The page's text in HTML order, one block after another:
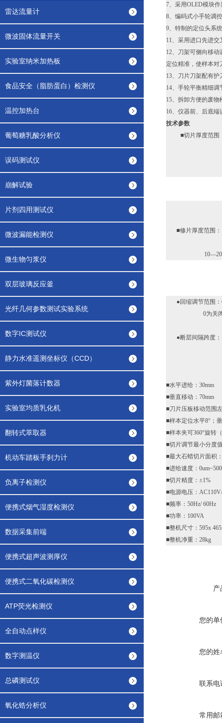
雷达流量计
微波固体流量开关
实验室纳米加热板
食品安全（脂肪蛋白）检测仪
温控加热台
葡萄糖乳酸分析仪
误码测试仪
崩解试验
片剂四用测试仪
微波漏能检测仪
微生物匀浆仪
双层玻璃反应釜
光纤几何参数测试实验系统
数字IC测试仪
静力水准遥测坐标仪（CCD）
紫外灯菌落计数器
实验室均质乳化机
翻转式萃取器
机动车踏板手刹力计
负离子检测仪
便携式烟气湿度检测仪
数据采集前端
便携式超声波测厚仪
便携式二氧化碳检测仪
ATP荧光检测仪
全自动点样仪
数字测温仪
总磷测试仪
氧化锆分析仪
7、采用OLED模块
8、编码式小手轮调
9、特制的定位头系
11、采用进口先进
12、刀架可侧向移
定位精准，使样本对
13、刀片刀架配有
14、手轮平衡精细
15、拆卸方便的废
16、仪器前、后底
技术参数
■切片厚度范围
■修片厚度范围
10—20μm
●回缩调节范围
0为关闭
●断层间隔跨度
■水平进给：30mm
■垂直移动：70mm
■刀片压板移动范围
■样本定位水平8°；
■样本夹可360°旋转
■切片调节最小分度
■最大石蜡切片面积
■进给速度：
■切片精度：±1%
■电源电压：
■频率：50Hz/ 60Hz
■功率：100VA
■整机尺寸：595x
■整机净重：28kg
产
您的单
您的姓
联系电
常用邮